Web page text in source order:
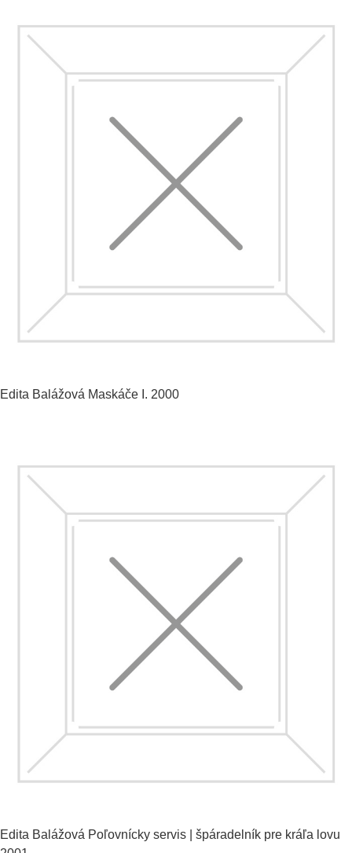
Edita Balážová Maskáče I. 2000
Edita Balážová Poľovnícky servis | špáradelník pre kráľa lovu